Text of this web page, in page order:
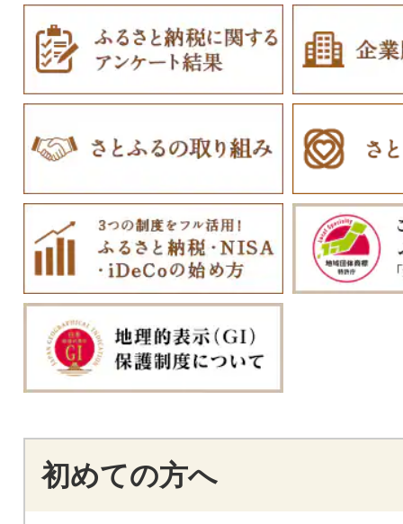
初めての方へ